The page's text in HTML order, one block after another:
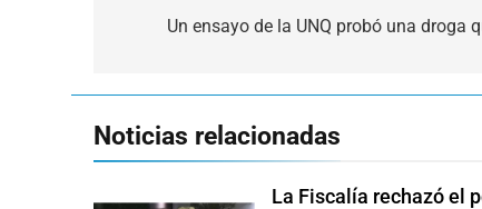
Un ensayo de la UNQ probó una droga
Noticias relacionadas
La Fiscalía rechazó el